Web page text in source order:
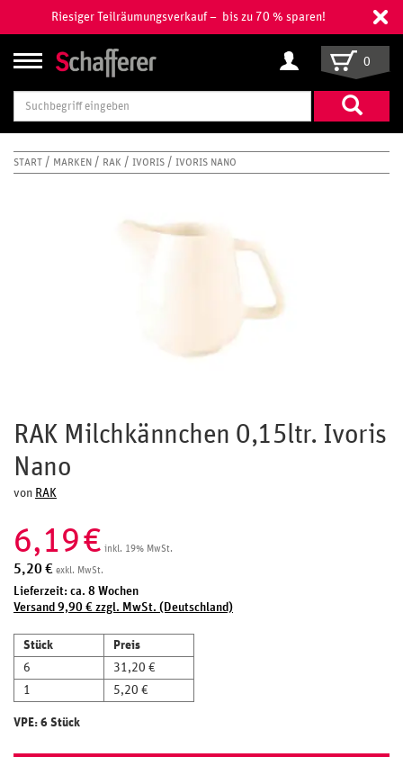
Riesiger Teilräumungsverkauf – bis zu 70 % sparen!
Suchbegriff
eingeben
0
START MARKEN RAK IVORIS IVORIS NANO
RAK Milchkännchen 0,15ltr. Ivoris
Nano
von RAK
6,19€ inkl. 19% MwSt.
5,20€ exkl. MwSt.
Lieferzeit: ca. 8 Wochen
Versand 9,90 € zzgl. MwSt. (Deutschland)
Stück
Preis
6
31,20 €
1
5,20 €
VPE: 6 Stück